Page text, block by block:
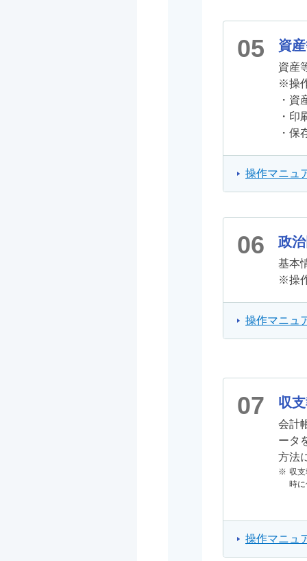
05 資
資産
※操
・
・
・
操作マニュ
06 政
基本
※操
操作マニュ
07 収
会計
ータ
方法
※ 収
時
操作マニュ